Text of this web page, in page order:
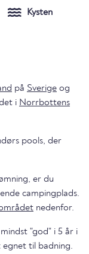
Kysten
på Sverige og
i Norrbottens
pools, der
er du
campingplads.
nedenfor.
mindst "god" i 5 år i
til badning.